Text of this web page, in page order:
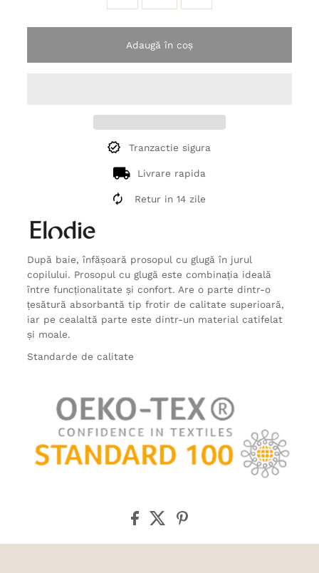
Adaugă în coș
Tranzactie sigura
Livrare rapida
Retur in 14 zile
După baie, înfășoară prosopul cu glugă în jurul
copilului. Prosopul cu glugă este combinația ideală
între funcționalitate și confort. Are o parte dintr-o
țesătură absorbantă tip frotir de calitate superioară,
iar pe cealaltă parte este dintr-un material catifelat
și moale.
Standarde de calitate